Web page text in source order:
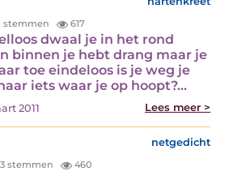
stemmen 617
dwaal je in het rond
binnen je hebt drang maar je
toe eindeloos is je weg je
iets waar je op hoopt?…
2011 Lees meer >
netgedicht
stemmen 460